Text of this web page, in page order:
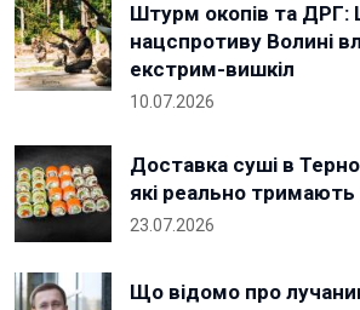
Штурм окопів та ДРГ:
нацспротиву Волині
екстрим-вишкіл
10.07.2026
Доставка суші в
які реально тримають
23.07.2026
Що відомо про